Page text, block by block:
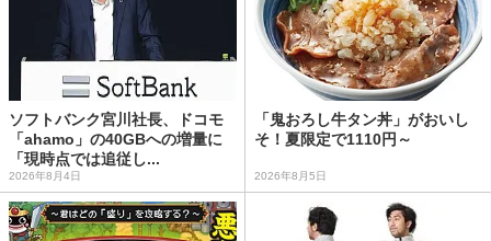
ソフトバンク宮川社長、ドコモ
「ahamo」の40GBへの増量に
「現時点では追従し...
2026年8月4日
「鬼おろし牛タン丼」がおいし
そ！夏限定で1110円～
2026年8月5日